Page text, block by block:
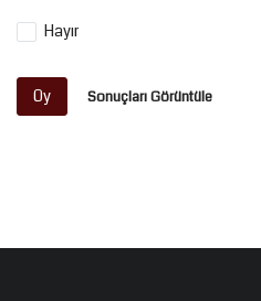
Hayır
Oy Sonuçları Görüntüle